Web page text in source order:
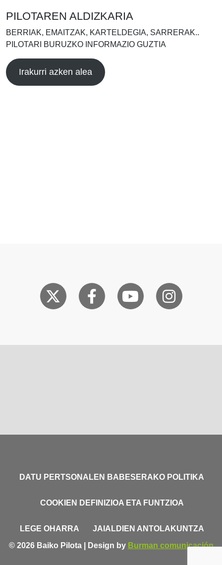
PILOTAREN ALDIZKARIA
BERRIAK, EMAITZAK, KARTELDEGIA, SARRERAK..
PILOTARI BURUZKO INFORMAZIO GUZTIA
Irakurri azken alea
DATU PERTSONALEN BABESERAKO POLITIKA
COOKIEN DEFINIZIOA ETA FUNTZIOA
LEGE OHARRA
JAIALDIEN ANTOLAKUNTZA
© 2026 Baiko Pilota | Design by Burman comunicación